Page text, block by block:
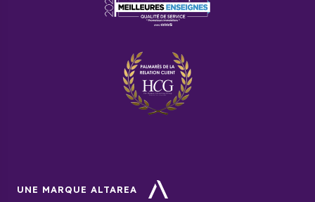
UNE MARQUE ALTAREA